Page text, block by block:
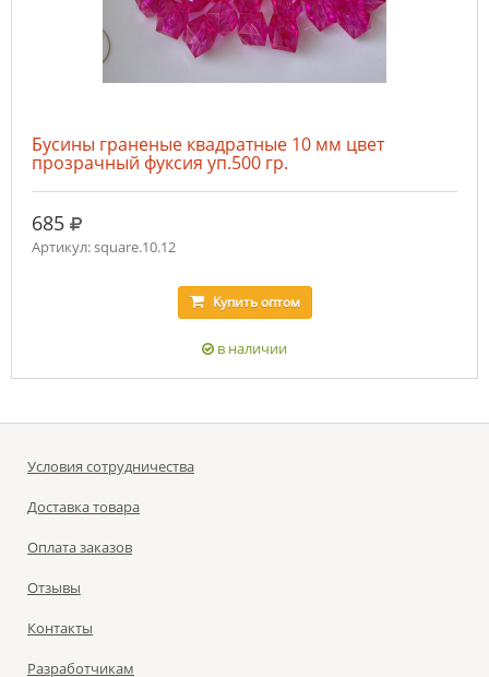
Бусины граненые квадратные 10 мм цвет
прозрачный фуксия уп.500 гр.
685 руб.
Артикул: square.10.12
Купитьоптом
в наличии
Условия сотрудничества
Доставка товара
Оплата заказов
Отзывы
Контакты
Разработчикам